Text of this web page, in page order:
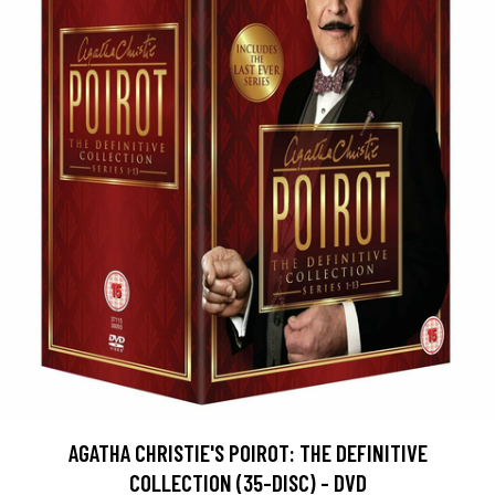
AGATHA CHRISTIE'S POIROT: THE DEFINITIVE
COLLECTION (35-DISC) - DVD